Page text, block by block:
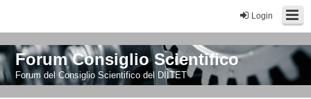
Login
Forum Consiglio Scientifico
Forum del Consiglio Scientifico del DIITET